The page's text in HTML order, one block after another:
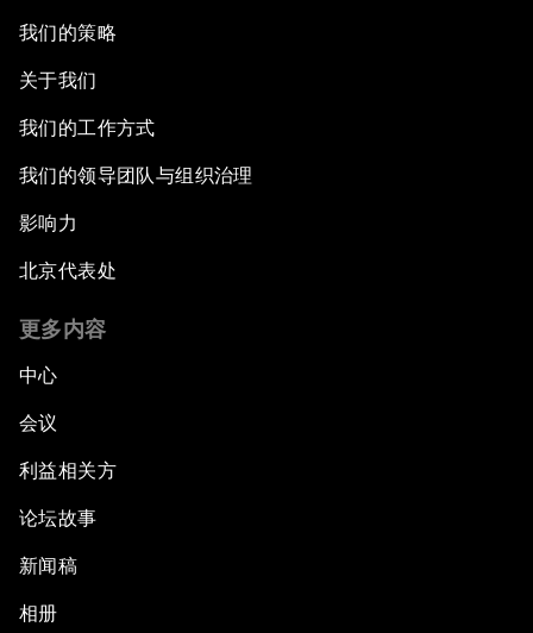
我们的策略
关于我们
我们的工作方式
我们的领导团队与组织治理
影响力
北京代表处
更多内容
中心
会议
利益相关方
论坛故事
新闻稿
相册